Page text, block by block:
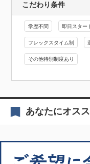
こだわり条件
学歴不問 即日スター
フレックスタイム制
その他特別制度あり
あなたにオス